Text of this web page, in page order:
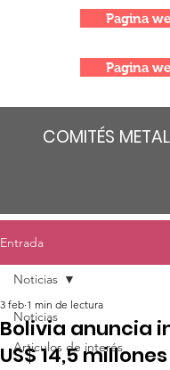
COMITÉS
Pagina
Pagina
Entrada
Noticias
Articulos de interés
Noticias
Bolivia anuncia
US$ 14,5
3 feb 1 min de lectura